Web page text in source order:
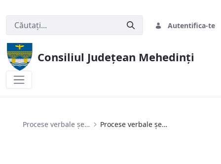
Autentifica-te
Consiliul Județean Mehedinți
Procese verbale ședințe Procese verbale ședințe 2024